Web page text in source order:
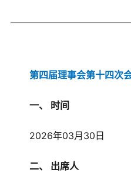
第四届理事会第十四次
一、 时间
2026年03月30日
二、 出席人